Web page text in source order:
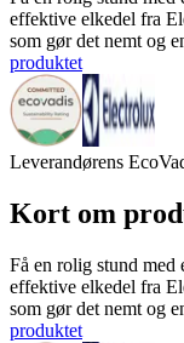
effektive elkedel fra
som gør det nemt og
produktet
Leverandørens
Kort om
Få en rolig stund med
effektive elkedel fra
som gør det nemt og
produktet